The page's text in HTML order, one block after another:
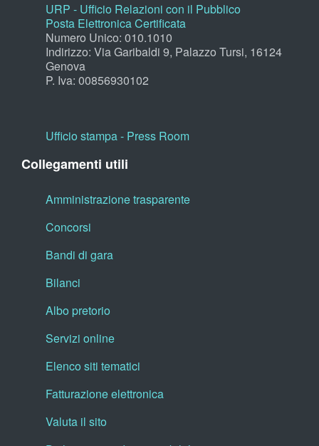
URP - Ufficio Relazioni con il Pubblico
Posta Elettronica Certificata
Numero Unico: 010.1010
Indirizzo: Via Garibaldi 9, Palazzo Tursi, 16124
Genova
P. Iva: 00856930102
Ufficio stampa - Press Room
Collegamenti utili
Amministrazione trasparente
Concorsi
Bandi di gara
Bilanci
Albo pretorio
Servizi online
Elenco siti tematici
Fatturazione elettronica
Valuta il sito